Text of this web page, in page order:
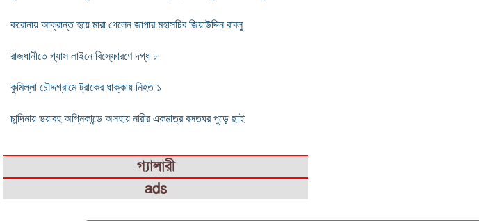
করোনায় আক্রান্ত হয়ে মারা গেলেন জাপার মহাসচিব জিয়াউদ্দিন বাবলু
রাজধানীতে গ্যাস লাইনে বিস্ফোরণে দগ্ধ ৮
কুমিল্লা চৌদ্দগ্রামে ট্রাকের ধাক্কায় নিহত ১
চান্দিনায় ভয়াবহ অগ্নিকান্ডে অসহায় নারীর একমাত্র বসতঘর পুড়ে ছাই
গ্যালারী
ads